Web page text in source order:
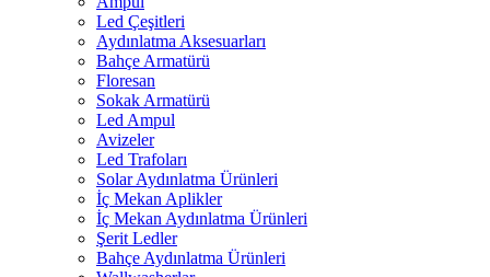
Led Çeşitleri
Aydınlatma Aksesuarları
Bahçe Armatürü
Floresan
Sokak Armatürü
Led Ampul
Avizeler
Led Trafoları
Solar Aydınlatma Ürünleri
İç Mekan Aplikler
İç Mekan Aydınlatma Ürünleri
Şerit Ledler
Bahçe Aydınlatma Ürünleri